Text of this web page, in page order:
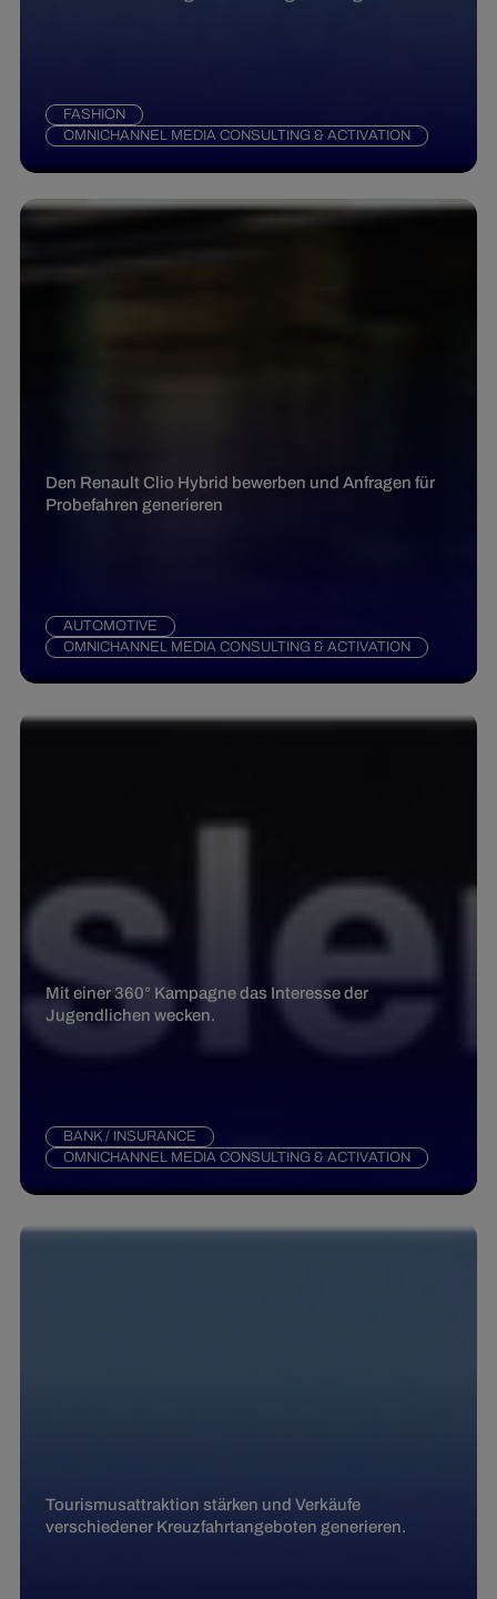
FASHION
OMNICHANNEL MEDIA CONSULTING & ACTIVATION
Den Renault Clio Hybrid bewerben und Anfragen für
Probefahren generieren
AUTOMOTIVE
OMNICHANNEL MEDIA CONSULTING & ACTIVATION
Mit einer 360° Kampagne das Interesse der
Jugendlichen wecken.
BANK / INSURANCE
OMNICHANNEL MEDIA CONSULTING & ACTIVATION
Tourismusattraktion stärken und Verkäufe
verschiedener Kreuzfahrtangeboten generieren.